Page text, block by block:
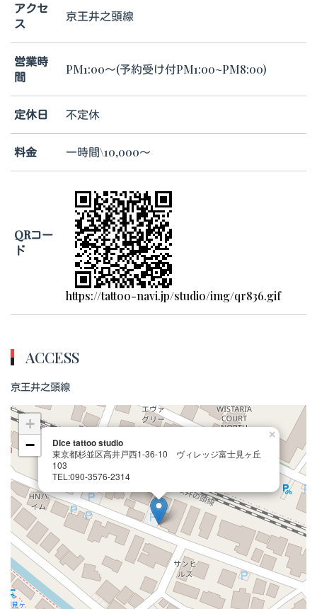
アクセ
ス
京王井之頭線
営業時
間
PM1:00～(予約受け付PM1:00~PM8:00)
定休日 不定休
料金 一時間\10,000～
QRコー
ド
https://tattoo-navi.jp/studio/img/qr836.gif
ACCESS
京王井之頭線
DIce tattoo studio
東京都杉並区高井戸西1-36-10 ヴィレッジ富士見ヶ丘
103
TEL:090-3576-2314
×
+
−